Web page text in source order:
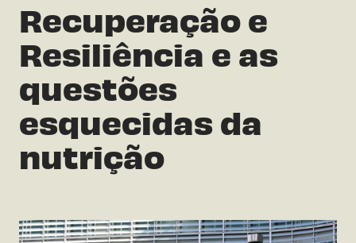
Recuperação e
Resiliência e as
questões
esquecidas da
nutrição